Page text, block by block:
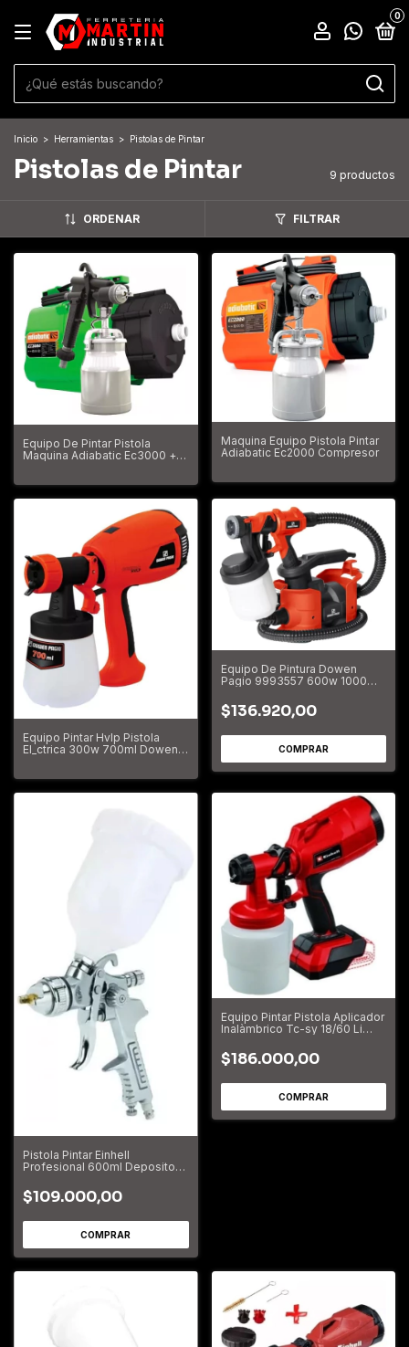
0
Inicio > Herramientas > Pistolas de Pintar
Pistolas de Pintar 9 productos
ORDENAR FILTRAR
Equipo De Pintar Pistola
Maquina Adiabatic Ec3000 +
Maquina Equipo Pistola Pintar
Adiabatic Ec2000 Compresor
Equipo Pintar Hvlp Pistola
El_ctrica 300w 700ml Dowen
Equipo De Pintura Dowen
Pagio 9993557 600w 1000
$136.920,00
Pistola Pintar Einhell
Profesional 600ml Deposito
$109.000,00
Equipo Pintar Pistola Aplicador
Inalàmbrico Tc-sy 18/60 Li
$186.000,00